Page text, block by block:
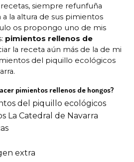
siempre refunfuña
la altura de sus pimientos
os propongo uno de mis
pimientos rellenos de
la receta aún más de la de mi
del piquillo ecológicos
pimientos rellenos de hongos?
del piquillo ecológicos
La Catedral de Navarra
extra